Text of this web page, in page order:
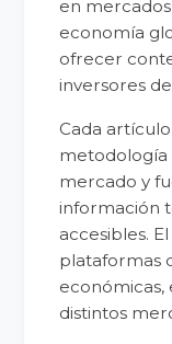
en
economía
ofrecer
inversores
Cada
metodología
mercado y
información
accesibles.
plataformas
económicas,
distintos